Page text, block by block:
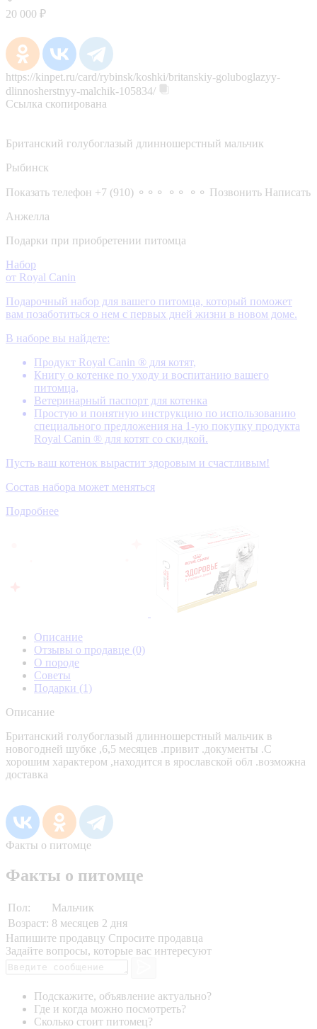
20 000 ₽
https://kinpet.ru/card/rybinsk/koshki/britanskiy-goluboglazyy-
dlinnosherstnyy-malchik-105834/
Ссылка скопирована
Британский голубоглазый длинношерстный мальчик
Рыбинск
Показать телефон +7 (910) ⚬⚬⚬ ⚬⚬ ⚬⚬ Позвонить Написать
Анжелла
Подарки при приобретении питомца
Набор
от Royal Canin
Подарочный набор для вашего питомца, который поможет
вам позаботиться о нем с первых дней жизни в новом доме.
В наборе вы найдете:
Продукт Royal Canin ® для котят,
Книгу о котенке по уходу и воспитанию вашего
питомца,
Ветеринарный паспорт для котенка
Простую и понятную инструкцию по использованию
специального предложения на 1-ую покупку продукта
Royal Canin ® для котят со скидкой.
Пусть ваш котенок вырастит здоровым и счастливым!
Состав набора может меняться
Подробнее
Описание
Отзывы о продавце (0)
О породе
Советы
Подарки (1)
Описание
Британский голубоглазый длинношерстный мальчик в
новогодней шубке ,6,5 месяцев .привит .документы .С
хорошим характером ,находится в ярославской обл .возможна
доставка
Факты о питомце
Факты о питомце
Пол:
Мальчик
Возраст: 8 месяцев 2 дня
Напишите продавцу Спросите продавца
Задайте вопросы, которые вас интересуют
Подскажите, объявление актуально?
Где и когда можно посмотреть?
Сколько стоит питомец?